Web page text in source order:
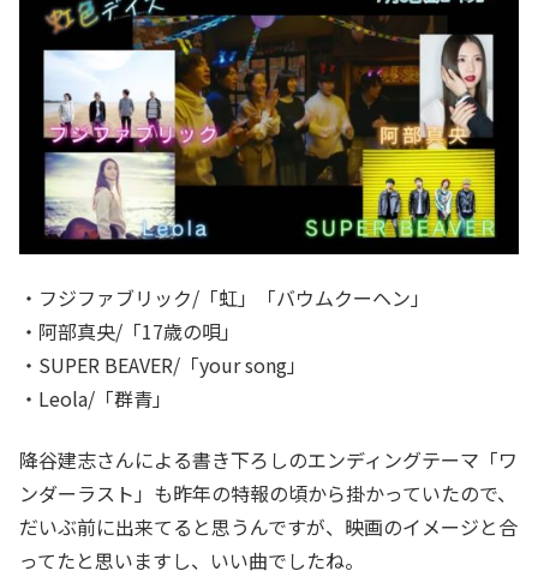
・フジファブリック/「虹」「バウムクーヘン」
・阿部真央/「17歳の唄」
・SUPER BEAVER/「your song」
・Leola/「群青」
降谷建志さんによる書き下ろしのエンディングテーマ「ワ
ンダーラスト」も昨年の特報の頃から掛かっていたので、
だいぶ前に出来てると思うんですが、映画のイメージと合
ってたと思いますし、いい曲でしたね。